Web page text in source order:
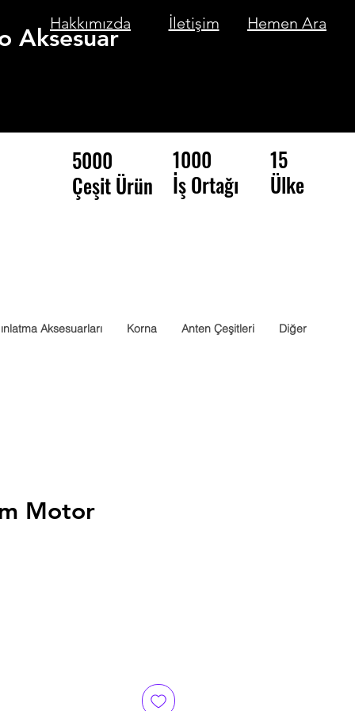
Aksesuar
Hakkımızda İletişim Hemen Ara
5000
Çeşit Ürün
1000
İş Ortağı
15
Ülke
Aksesuarları Korna Anten Çeşitleri Diğer
Motor